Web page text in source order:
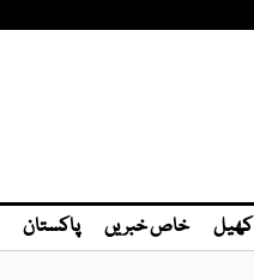
کھیل خاص خبریں پاکستان